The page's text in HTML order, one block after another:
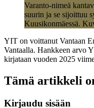
Varanto-nimeä
suurin ja se sijoittuu
Kuusikonmäessä.
YIT on voittanut Vantaan
Vantaalla. Hankkeen arvo
kirjataan vuoden 2025
Tämä artikkeli
Kirjaudu sisään